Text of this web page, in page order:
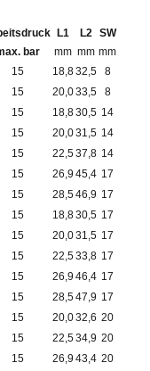
bar
L1
mm
L2
mm
SW
mm
15 18,832,5
8
15 20,033,5
8
15 18,830,5 14
15 20,031,5 14
15 22,537,8 14
15 26,9 45,4 17
15 28,546,9 17
15 18,830,5 17
15 20,031,5 17
15 22,533,8 17
15 26,9 46,4 17
15 28,547,9 17
15 20,032,6 20
15 22,534,9 20
15 26,9 43,4 20